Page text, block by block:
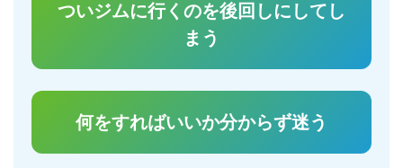
ついジムに行くのを後回しにしてし
まう
何をすればいいか分からず迷う